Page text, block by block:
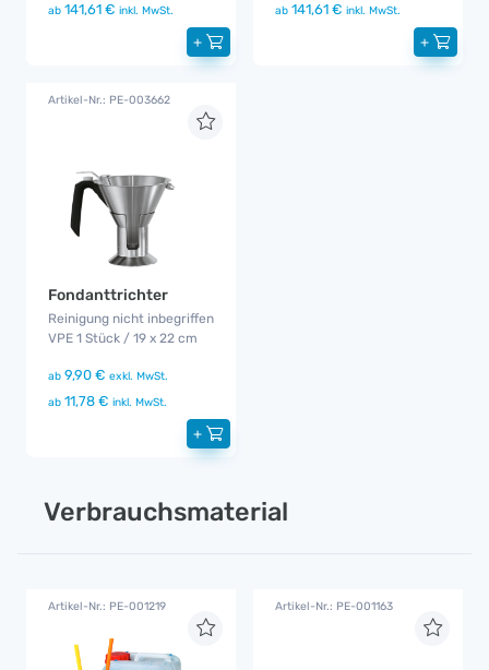
ab 141,61 € inkl. MwSt.
+
ab 141,61 € inkl. MwSt.
+
Artikel-Nr.: PE-003662
Fondanttrichter
Reinigung nicht inbegriffen
VPE 1 Stück / 19 x 22 cm
ab 9,90 € exkl. MwSt.
ab 11,78 € inkl. MwSt.
+
Verbrauchsmaterial
Artikel-Nr.: PE-001219 Artikel-Nr.: PE-001163